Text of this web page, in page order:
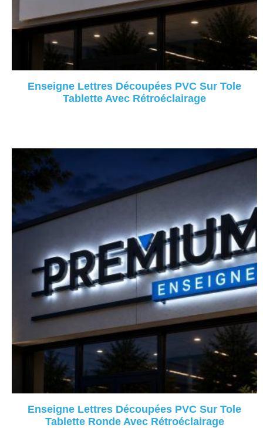
Enseigne Lettres Découpées PVC Sur Tole
Tablette Avec Rétroéclairage
Enseigne Lettres Découpées PVC Sur Tole
Tablette Ronde Avec Rétroéclairage